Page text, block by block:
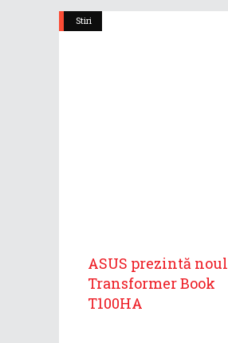
Stiri
ASUS prezintă noul
Transformer Book
T100HA